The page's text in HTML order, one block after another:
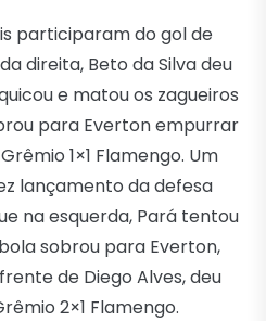
participaram do gol de
direita, Beto da Silva deu
e matou os zagueiros
para Everton empurrar
1×1 Flamengo. Um
lançamento da defesa
na esquerda, Pará tentou
sobrou para Everton,
de Diego Alves, deu
2×1 Flamengo.